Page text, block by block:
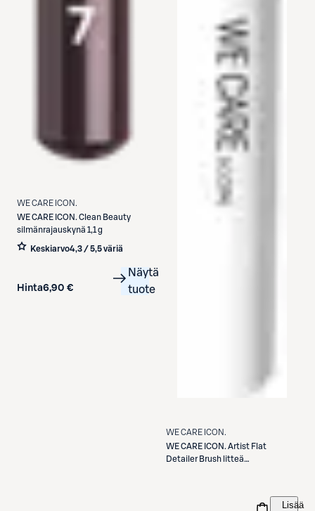
WE CARE ICON.
WE CARE ICON. Clean Beauty
silmänrajauskynä 1,1 g
Keskiarvo4,3 / 5,5 väriä
Hinta6,90 €
Näytä
tuote
WE CARE ICON.
WE CARE ICON. Artist Flat
Detailer Brush litteä
Lisää